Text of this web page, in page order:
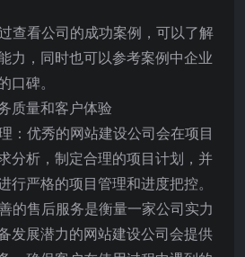
查看公司的成功案例，可以了解
力，同时也可以参考案例中企业
口碑。
质量和客户体验
：优秀的网站建设公司会在项目
分析，制定合理的项目计划，并
行严格的项目管理和进度把控。
的售后服务是衡量一家公司实力
发展潜力的网站建设公司会提供